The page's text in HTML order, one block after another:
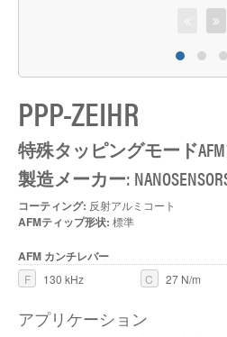
PPP-ZEIHR
特殊タッピングモード
製造メーカー:
コーティング: 反射アルミコート
AFMティップ形状: 標準
AFM カンチレバー
F 130 kHz C 27 N/m
アプリケーション